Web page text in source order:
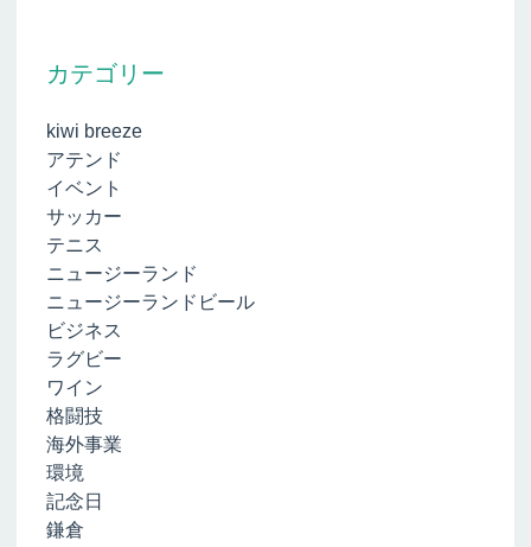
カテゴリー
kiwi breeze
アテンド
イベント
サッカー
テニス
ニュージーランド
ニュージーランドビール
ビジネス
ラグビー
ワイン
格闘技
海外事業
環境
記念日
鎌倉